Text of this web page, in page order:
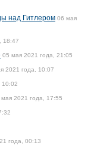
над Гитлером 06 мая
18:47
05 мая 2021 года, 21:05
2021 года, 10:07
10:02
мая 2021 года, 17:55
года, 00:13